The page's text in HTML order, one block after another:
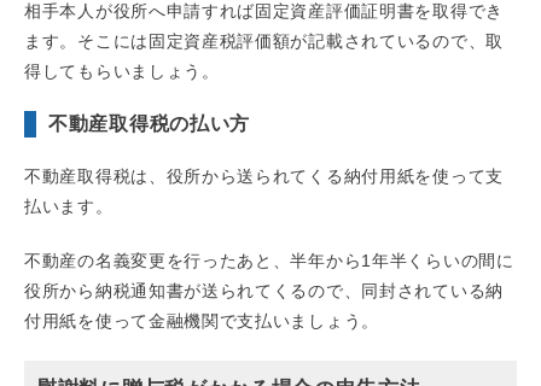
相手本人が役所へ申請すれば固定資産評価証明書を取得でき
ます。そこには固定資産税評価額が記載されているので、取
得してもらいましょう。
不動産取得税の払い方
不動産取得税は、役所から送られてくる納付用紙を使って支
払います。
不動産の名義変更を行ったあと、半年から1年半くらいの間に
役所から納税通知書が送られてくるので、同封されている納
付用紙を使って金融機関で支払いましょう。